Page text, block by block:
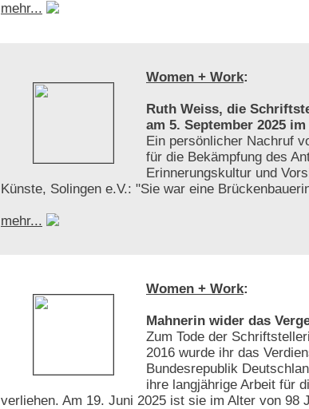
mehr...
Women + Work:
Ruth Weiss, die
am 5. September 2025
Ein persönlicher Nachruf
für die Bekämpfung des
Erinnerungskultur und
Künste, Solingen e.V.: "Sie war eine
mehr...
Women + Work:
Mahnerin wider das
Zum Tode der
2016 wurde ihr das
Bundesrepublik
ihre langjährige Arbeit für
verliehen. Am 19. Juni 2025 ist sie im Alter von 98